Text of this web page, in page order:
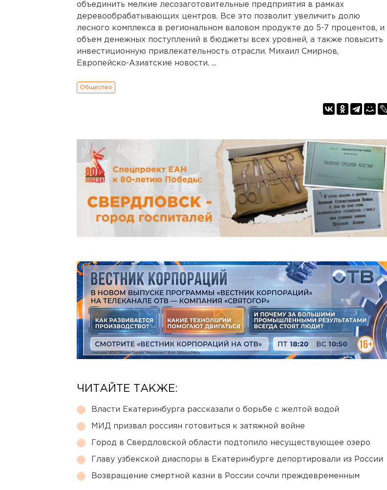
объединить мелкие лесозаготовительные предприятия в рамках
деревообрабатывающих центров. Все это позволит увеличить долю
лесного комплекса в региональном валовом продукте до 5-7 процентов, и
объем денежных поступлений в бюджеты всех уровней, а также повысить
инвестиционную привлекательность отрасли. Михаил Смирнов,
Европейско-Азиатские новости. ...
Общество
ЧИТАЙТЕ ТАКЖЕ:
Власти Екатеринбурга рассказали о борьбе с желтой водой
МИД призвал россиян готовиться к затяжной войне
Город в Свердловской области подтопило несуществующее озеро
Главу узбекской диаспоры в Екатеринбурге депортировали из России
Возвращение смертной казни в России сочли преждевременным